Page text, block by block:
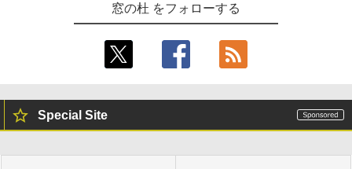
窓の杜 をフォローする
Special Site